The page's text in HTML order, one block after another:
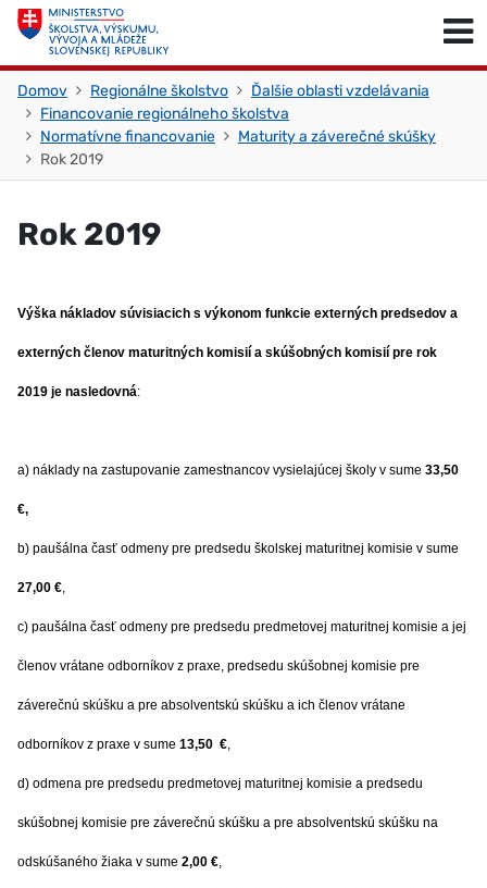
Skočiť na obsah
Domov Regionálne školstvo
Ďalšie oblasti vzdelávania
Financovanie regionálneho školstva
Normatívne financovanie
Maturity a záverečné skúšky
Rok 2019
Rok 2019
Výška nákladov súvisiacich s výkonom funkcie externých predsedov a
externých členov maturitných komisií a skúšobných komisií pre rok
2019 je nasledovná:
a) náklady na zastupovanie zamestnancov vysielajúcej školy v sume 33,50
€,
b) paušálna časť odmeny pre predsedu školskej maturitnej komisie v sume
27,00 €,
c) paušálna časť odmeny pre predsedu predmetovej maturitnej komisie a jej
členov vrátane odborníkov z praxe, predsedu skúšobnej komisie pre
záverečnú skúšku a pre absolventskú skúšku a ich členov vrátane
odborníkov z praxe v sume 13,50 €,
d) odmena pre predsedu predmetovej maturitnej komisie a predsedu
skúšobnej komisie pre záverečnú skúšku a pre absolventskú skúšku na
odskúšaného žiaka v sume 2,00 €,
Skočiť na začiatok stránky